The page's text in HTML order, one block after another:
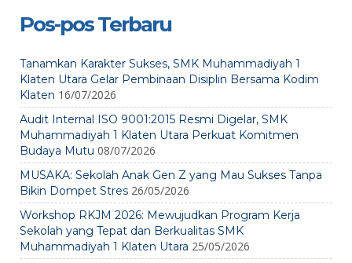
Pos-pos Terbaru
Tanamkan Karakter Sukses, SMK Muhammadiyah 1
Klaten Utara Gelar Pembinaan Disiplin Bersama Kodim
Klaten 16/07/2026
Audit Internal ISO 9001:2015 Resmi Digelar, SMK
Muhammadiyah 1 Klaten Utara Perkuat Komitmen
Budaya Mutu 08/07/2026
MUSAKA: Sekolah Anak Gen Z yang Mau Sukses Tanpa
Bikin Dompet Stres 26/05/2026
Workshop RKJM 2026: Mewujudkan Program Kerja
Sekolah yang Tepat dan Berkualitas SMK
Muhammadiyah 1 Klaten Utara 25/05/2026